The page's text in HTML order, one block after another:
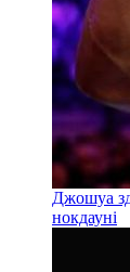
Джошуа
нокдауні